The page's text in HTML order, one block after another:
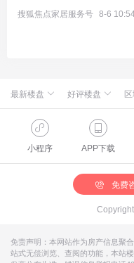
+铝板+弧形LOW-E
中属于高配。
社区园林以“西山雅集
并规划了约1600㎡地
肯定有朋友问，旁边
搜狐焦点家居服务号 8-6
最新楼盘 好评楼盘
新航城世界映 怀柔
绿城·朗月和风
懋源
北京城建·和知筑|铂瑞
北京
北京楼盘
昌平楼盘
房山楼盘
朝阳
桃源新都孔雀城 华银
中海北京世家
燕都
中冶兴隆新城·红石郡
路劲
小程序 APP下载
免费
免责声明：本网站作为房产信息聚
站式无偿浏览、查阅的功能，本站